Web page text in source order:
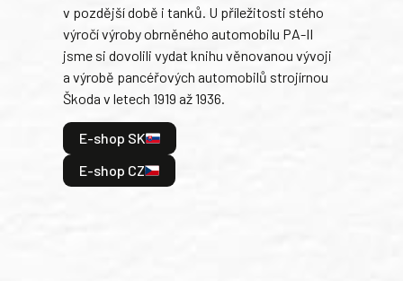
v pozdější době i tanků. U příležitosti stého
výročí výroby obrněného automobilu PA-II
jsme si dovolili vydat knihu věnovanou vývoji
a výrobě pancéřových automobilů strojírnou
Škoda v letech 1919 až 1936.
E-shop SK
E-shop CZ